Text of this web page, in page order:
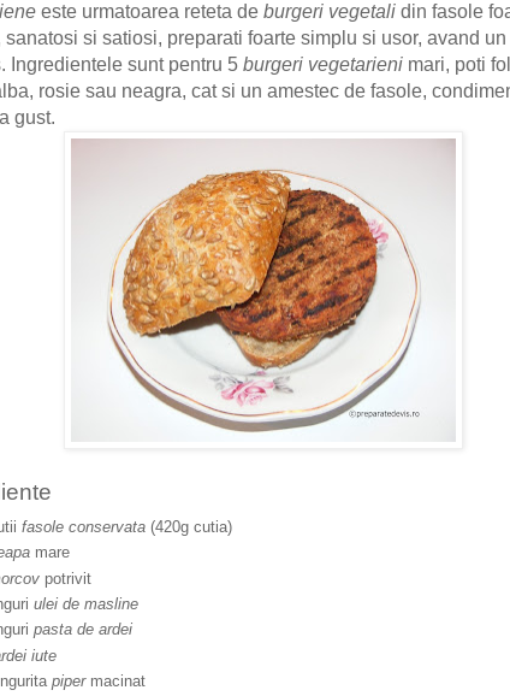
este urmatoarea reteta de burgeri vegetali din fasole
sanatosi si satiosi, preparati foarte simplu si usor, avand un
Ingredientele sunt pentru 5 burgeri vegetarieni mari, poti
rosie sau neagra, cat si un amestec de fasole,
gust.
fasole conservata (420g cutia)
mare
potrivit
ulei de masline
pasta de ardei
iute
pipermacinat